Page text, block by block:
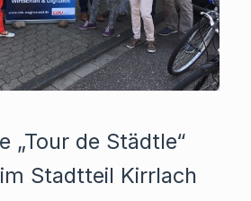
„Tour de Städtle“
Stadtteil Kirrlach